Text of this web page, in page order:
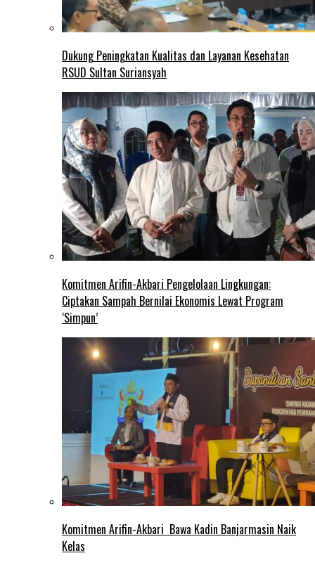
Dukung Peningkatan Kualitas dan Layanan Kesehatan
RSUD Sultan Suriansyah
Komitmen Arifin-Akbari Pengelolaan Lingkungan:
Ciptakan Sampah Bernilai Ekonomis Lewat Program
‘Simpun’
Komitmen Arifin-Akbari Bawa Kadin Banjarmasin Naik
Kelas